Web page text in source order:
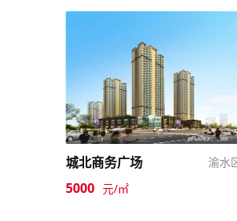
城北商务广场 渝水
5000 元/㎡